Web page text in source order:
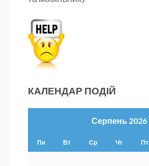
КАЛЕНДАР ПОДІЙ
Серпень 2026
Пн Вт Ср Чт Пт